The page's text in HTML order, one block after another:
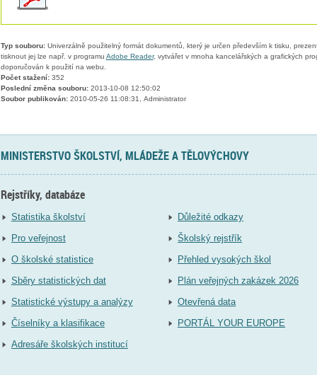
Typ souboru:Univerzálně použitelný formát dokumentů, který je určen především k tisku,
tisknout jej lze např. v programu Adobe Reader, vytvářet v mnoha kancelářských a grafických
doporučován k použití na webu.
Počet stažení:352
Poslední změna souboru:2013-10-08 12:50:02
Soubor publikován:2010-05-26 11:08:31, Administrator
MINISTERSTVO ŠKOLSTVÍ, MLÁDEŽE A TĚLOVÝCHOVY
Rejstříky, databáze
Statistika školství
Pro veřejnost
O školské statistice
Sběry statistických dat
Statistické výstupy a analýzy
Číselníky a klasifikace
Adresáře školských institucí
Důležité odkazy
Školský rejstřík
Přehled vysokých škol
Plán veřejných zakázek 2026
Otevřená data
PORTÁL YOUR EUROPE